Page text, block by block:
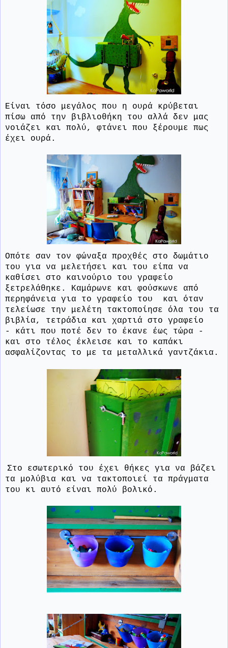
Είναι τόσο μεγάλος που η ουρά κρύβεται
πίσω από την βιβλιοθήκη του αλλά δεν μας
νοιάζει και πολύ, φτάνει που ξέρουμε πως
έχει ουρά.
Οπότε σαν τον φώναξα προχθές στο δωμάτιο
του για να μελετήσει και του είπα να
καθίσει στο καινούριο του γραφείο
ξετρελάθηκε. Καμάρωνε και φούσκωνε από
περηφάνεια για το γραφείο του και όταν
τελείωσε την μελέτη τακτοποίησε όλα του τα
βιβλία, τετράδια και χαρτιά στο γραφείο
- κάτι που ποτέ δεν το έκανε έως τώρα -
και στο τέλος έκλεισε και το καπάκι
ασφαλίζοντας το με τα μεταλλικά γαντζάκια.
Στο εσωτερικό του έχει θήκες για να βάζει
τα μολύβια και να τακτοποιεί τα πράγματα
του κι αυτό είναι πολύ βολικό.